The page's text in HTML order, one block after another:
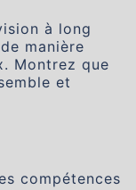
à long
manière
Montrez que
et
compétences